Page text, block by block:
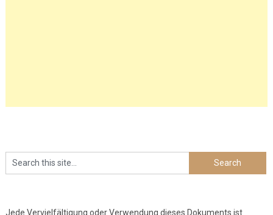
Jede Vervielfältigung oder Verwendung dieses Dokuments ist